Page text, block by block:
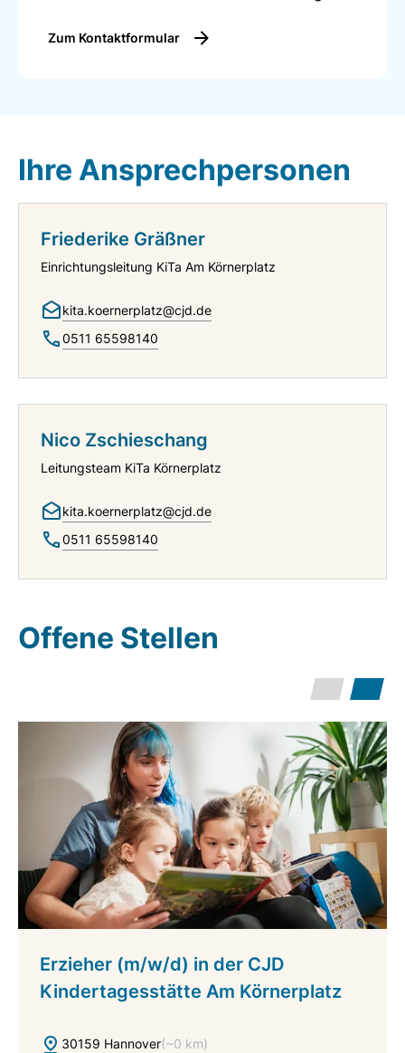
Zum Kontaktformular
Ihre Ansprechpersonen
Friederike Gräßner
Einrichtungsleitung KiTa Am Körnerplatz
kita.koernerplatz@cjd.de
0511 65598140
Nico Zschieschang
Leitungsteam KiTa Körnerplatz
kita.koernerplatz@cjd.de
0511 65598140
Offene Stellen
Erzieher (m/w/d) in der CJD
Kindertagesstätte Am Körnerplatz
30159 Hannover(~0 km)